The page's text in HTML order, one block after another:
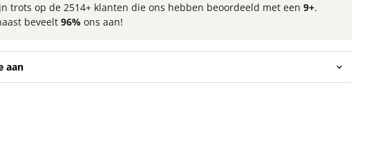
trots op de 2514+ klanten die ons hebben beoordeeld met een 9+.
beveelt 96%ons aan!
aan